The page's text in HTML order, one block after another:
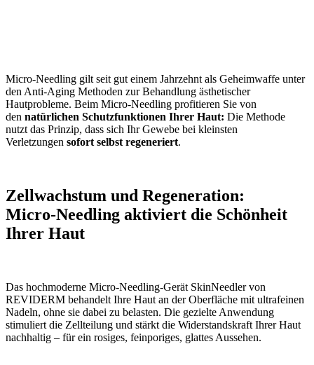
Micro-Needling gilt seit gut einem Jahrzehnt als Geheimwaffe unter
den Anti-Aging Methoden zur Behandlung ästhetischer
Hautprobleme. Beim Micro-Needling profitieren Sie von
den natürlichen Schutzfunktionen Ihrer Haut: Die Methode
nutzt das Prinzip, dass sich Ihr Gewebe bei kleinsten
Verletzungen sofort selbst regeneriert.
Zellwachstum und Regeneration:
Micro-Needling aktiviert die Schönheit
Ihrer Haut
Das hochmoderne Micro-Needling-Gerät SkinNeedler von
REVIDERM behandelt Ihre Haut an der Oberfläche mit ultrafeinen
Nadeln, ohne sie dabei zu belasten. Die gezielte Anwendung
stimuliert die Zellteilung und stärkt die Widerstandskraft Ihrer Haut
nachhaltig – für ein rosiges, feinporiges, glattes Aussehen.